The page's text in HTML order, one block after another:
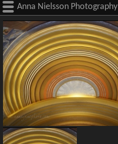
Anna Nielsson Photography